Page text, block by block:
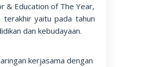
& Education of The Year,
yaitu pada tahun
dan kebudayaan.
kerjasama dengan